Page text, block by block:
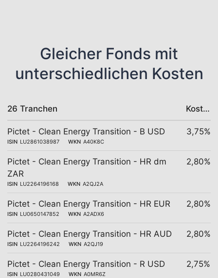
Gleicher Fonds mit
unterschiedlichen Kosten
26 Tranchen Kosten
Pictet - Clean Energy Transition - B USD
ISIN LU2861038987 WKN A40K8C
3,75%
Pictet - Clean Energy Transition - HR dm
ZAR
ISIN LU2264196168 WKN A2QJ2A
2,80%
Pictet - Clean Energy Transition - HR EUR
ISIN LU0650147852 WKN A2ADX6
2,80%
Pictet - Clean Energy Transition - HR AUD
ISIN LU2264196242 WKN A2QJ19
2,80%
Pictet - Clean Energy Transition - R USD
ISIN LU0280431049 WKN A0MR6Z
2,75%